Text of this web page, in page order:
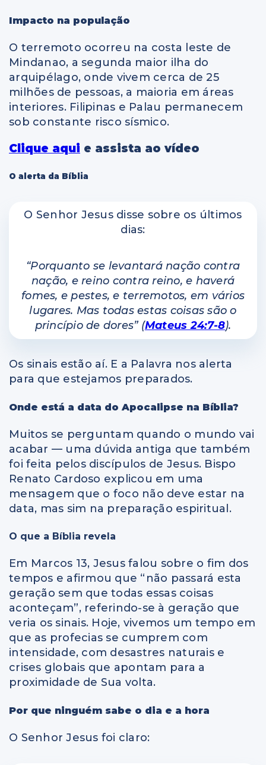
Impacto na população
O terremoto ocorreu na costa leste de
Mindanao, a segunda maior ilha do
arquipélago, onde vivem cerca de 25
milhões de pessoas, a maioria em áreas
interiores. Filipinas e Palau permanecem
sob constante risco sísmico.
Clique aqui e assista ao vídeo
O alerta da Bíblia
O Senhor Jesus disse sobre os últimos
dias:
“Porquanto se levantará nação contra
nação, e reino contra reino, e haverá
fomes, e pestes, e terremotos, em vários
lugares. Mas todas estas coisas são o
princípio de dores”(Mateus 24:7-8).
Os sinais estão aí. E a Palavra nos alerta
para que estejamos preparados.
Onde está a data do Apocalipse na Bíblia?
Muitos se perguntam quando o mundo vai
acabar — uma dúvida antiga que também
foi feita pelos discípulos de Jesus. Bispo
Renato Cardoso explicou em uma
mensagem que o foco não deve estar na
data, mas sim na preparação espiritual.
O que a Bíblia revela
Em Marcos 13, Jesus falou sobre o fim dos
tempos e afirmou que “não passará esta
geração sem que todas essas coisas
aconteçam”, referindo-se à geração que
veria os sinais. Hoje, vivemos um tempo em
que as profecias se cumprem com
intensidade, com desastres naturais e
crises globais que apontam para a
proximidade de Sua volta.
Por que ninguém sabe o dia e a hora
O Senhor Jesus foi claro: